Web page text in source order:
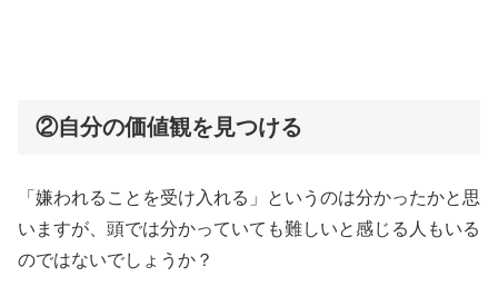
②自分の価値観を見つける
「嫌われることを受け入れる」というのは分かったかと思
いますが、頭では分かっていても難しいと感じる人もいる
のではないでしょうか？